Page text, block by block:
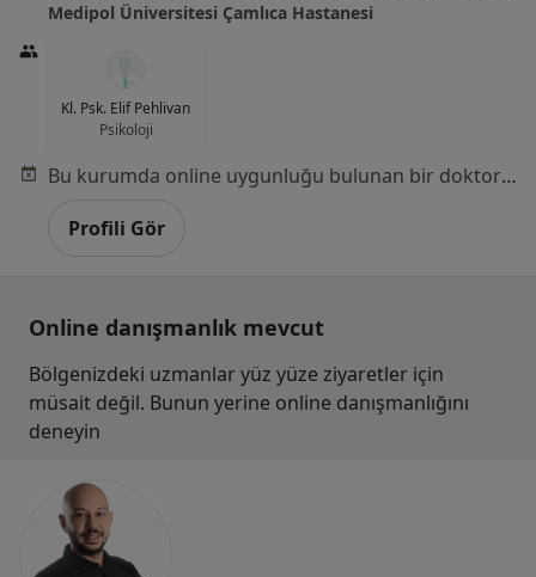
Medipol Üniversitesi Çamlıca Hastanesi
Kl. Psk. Elif Pehlivan
Psikoloji
Bu kurumda online uygunluğu bulunan bir doktor veya uzman bulunamadı
Profili Gör
Online danışmanlık mevcut
Bölgenizdeki uzmanlar yüz yüze ziyaretler için
müsait değil. Bunun yerine online danışmanlığını
deneyin